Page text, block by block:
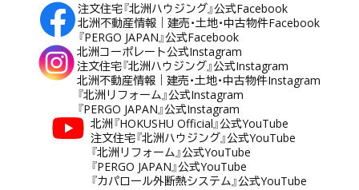
注文住宅『北洲ハウジング』公式Facebook
北洲不動産情報｜建売・土地・中古物件Facebook
『PERGO JAPAN』公式Facebook
北洲コーポレート公式Instagram
注文住宅『北洲ハウジング』公式Instagram
北洲不動産情報｜建売・土地・中古物件Instagram
『北洲リフォーム』公式Instagram
『PERGO JAPAN』公式Instagram
北洲『HOKUSHU Official』公式YouTube
注文住宅『北洲ハウジング』公式YouTube
『北洲リフォーム』公式YouTube
『PERGO JAPAN』公式YouTube
『カパロール外断熱システム』公式YouTube